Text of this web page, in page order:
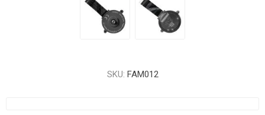
SKU: FAM012